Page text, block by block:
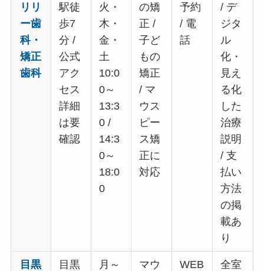
リリ
ー歯
科・
矯正
歯科
駅徒
歩7
分 /
公式
アク
セス
詳細
は要
確認
火・
木・
金・
土
10:0
0～
13:3
0 /
14:3
0～
18:0
0
の矯
正 /
子ど
もの
矯正
/ マ
ウス
ピー
ス矯
正に
対応
予約
/ 電
話
/ デ
ジタ
ル
化・
見え
る化
した
治療
説明
/ 支
払い
方法
の掲
載あ
り
目黒 目黒 月～ マウ WEB 全室